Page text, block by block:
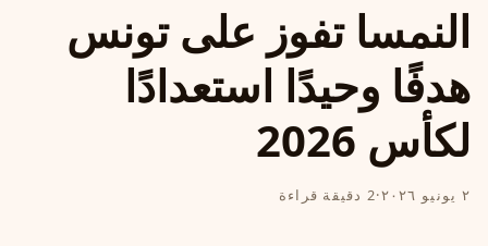
النمسا تفوز على تونس
هدفًا وحيدًا استعدادًا
لكأس 2026
٢ يونيو ٢٠٢٦ ·2 دقيقة قراءة